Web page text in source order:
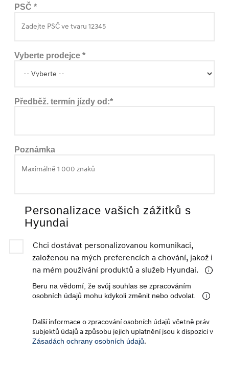
PSČ *
Vyberte prodejce *
Předběž. termín jízdy od:*
Poznámka
Personalizace vašich zážitků s
Hyundai
Chci dostávat personalizovanou komunikaci,
založenou na mých preferencích a chování, jakož i
na mém používání produktů a služeb Hyundai.
Beru na vědomí, že svůj souhlas se zpracováním
osobních údajů mohu kdykoli změnit nebo odvolat.
Další informace o zpracování osobních údajů včetně práv
subjektů údajů a způsobu jejich uplatnění jsou k dispozici v
Zásadách ochrany osobních údajů.